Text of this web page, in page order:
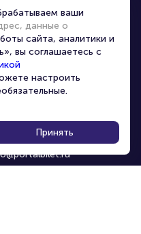
500-42-62
226-15-14
до 21:00,
ваши
данные о
сайта, аналитики и
вы соглашаетесь с
настроить
Принять